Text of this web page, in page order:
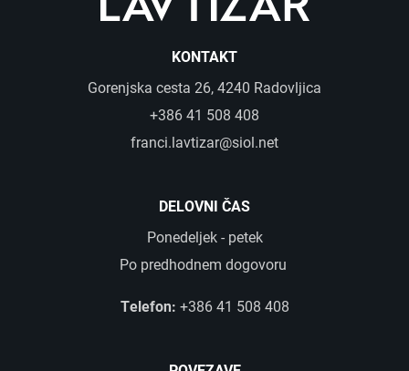
KOLEKCIJA FORMA
KOLEKCIJA ETERNITY
KOLEKCIJA LINEA
KOLEKCIJA ESENCA
Kontakt
KONTAKT
Gorenjska cesta 26, 4240 Radovljica
+386 41 508 408
franci.lavtizar@siol.net
DELOVNI ČAS
Ponedeljek - petek
Po predhodnem dogovoru
Telefon: +386 41 508 408